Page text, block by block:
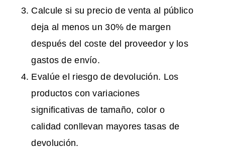
Calcule si su precio de venta al público
deja al menos un 30% de margen
después del coste del proveedor y los
gastos de envío.
Evalúe el riesgo de devolución. Los
productos con variaciones
significativas de tamaño, color o
calidad conllevan mayores tasas de
devolución.